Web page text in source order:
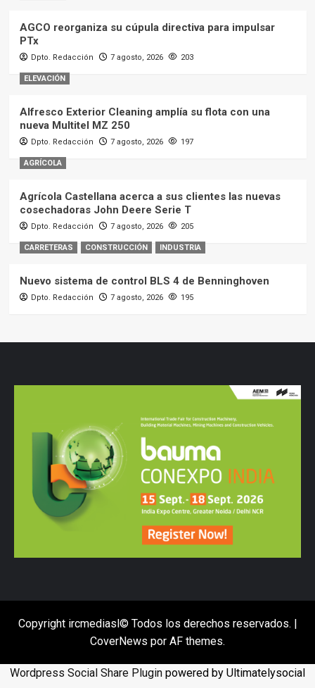
AGCO reorganiza su cúpula directiva para impulsar
PTx
Dpto. Redacción 7 agosto, 2026 203
ELEVACIÓN
Alfresco Exterior Cleaning amplía su flota con una
nueva Multitel MZ 250
Dpto. Redacción 7 agosto, 2026 197
AGRÍCOLA
Agrícola Castellana acerca a sus clientes las nuevas
cosechadoras John Deere Serie T
Dpto. Redacción 7 agosto, 2026 205
CARRETERAS CONSTRUCCIÓN INDUSTRIA
Nuevo sistema de control BLS 4 de Benninghoven
Dpto. Redacción 7 agosto, 2026 195
Copyright ircmediasl© Todos los derechos reservados. |
CoverNews por AF themes.
Wordpress Social Share Plugin powered by Ultimatelysocial